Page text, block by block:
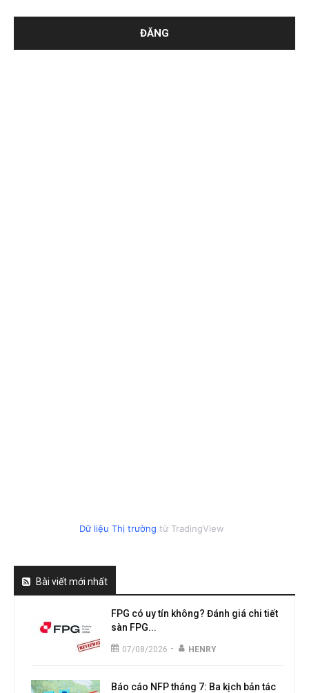
Dữ liệu Thị trường từ TradingView
Bài viết mới nhất
FPG có uy tín không? Đánh giá chi tiết
sàn FPG...
07/08/2026 - HENRY
Báo cáo NFP tháng 7: Ba kịch bản tác